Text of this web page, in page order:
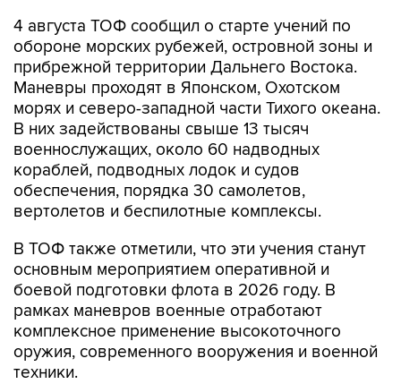
4 августа ТОФ сообщил о старте учений по
обороне морских рубежей, островной зоны и
прибрежной территории Дальнего Востока.
Маневры проходят в Японском, Охотском
морях и северо-западной части Тихого океана.
В них задействованы свыше 13 тысяч
военнослужащих, около 60 надводных
кораблей, подводных лодок и судов
обеспечения, порядка 30 самолетов,
вертолетов и беспилотные комплексы.
В ТОФ также отметили, что эти учения станут
основным мероприятием оперативной и
боевой подготовки флота в 2026 году. В
рамках маневров военные отработают
комплексное применение высокоточного
оружия, современного вооружения и военной
техники.